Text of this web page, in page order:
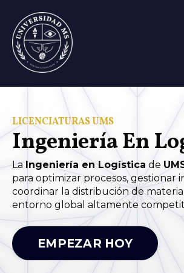
LICENCIATURAS UMS
Ingeniería En
La Ingeniería en Logística de
para optimizar procesos, gestionar
coordinar la distribución de
entorno global altamente
EMPEZAR HOY